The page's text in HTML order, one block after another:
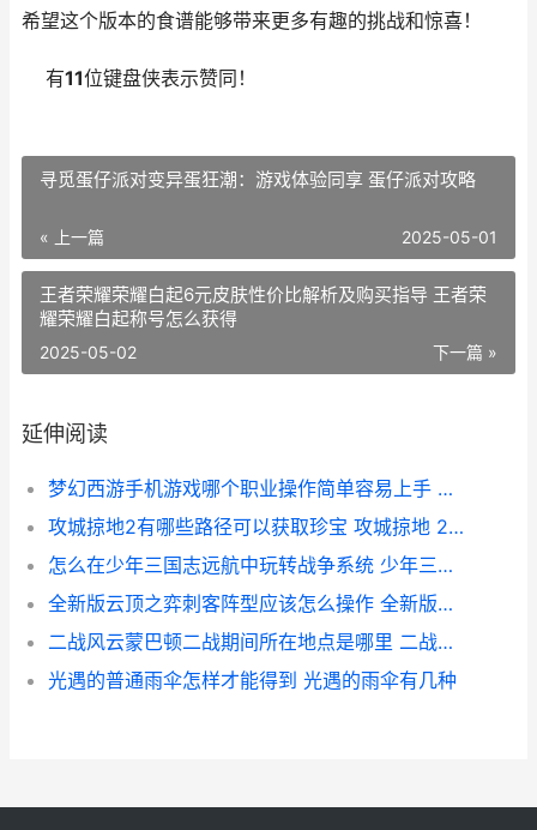
希望这个版本的食谱能够带来更多有趣的挑战和惊喜！
有11位键盘侠表示赞同！
寻觅蛋仔派对变异蛋狂潮：游戏体验同享 蛋仔派对攻略
« 上一篇 2025-05-01
王者荣耀荣耀白起6元皮肤性价比解析及购买指导 王者荣
耀荣耀白起称号怎么获得
下一篇 »
2025-05-02
延伸阅读
梦幻西游手机游戏哪个职业操作简单容易上手 梦幻西游手机游苹果
攻城掠地2有哪些路径可以获取珍宝 攻城掠地 225 229
怎么在少年三国志远航中玩转战争系统 少年三国游戏
全新版云顶之弈刺客阵型应该怎么操作 全新版云顶之弈阵容推荐
二战风云蒙巴顿二战期间所在地点是哪里 二战风云人物巴顿
光遇的普通雨伞怎样才能得到 光遇的雨伞有几种